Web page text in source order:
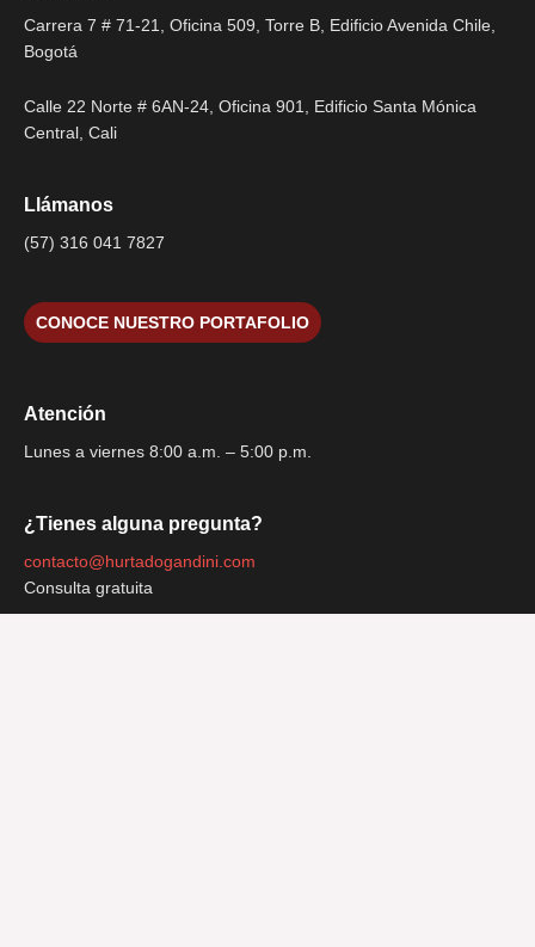
Carrera 7 # 71-21, Oficina 509, Torre B, Edificio Avenida Chile,
Bogotá
Calle 22 Norte # 6AN-24, Oficina 901, Edificio Santa Mónica
Central, Cali
Llámanos
(57) 316 041 7827
CONOCE NUESTRO PORTAFOLIO
Atención
Lunes a viernes 8:00 a.m. – 5:00 p.m.
¿Tienes alguna pregunta?
contacto@hurtadogandini.com
Consulta gratuita